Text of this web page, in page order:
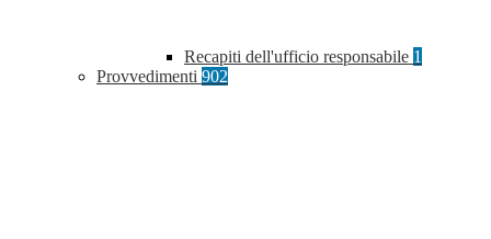
Recapiti dell'ufficio responsabile 1
Provvedimenti 902